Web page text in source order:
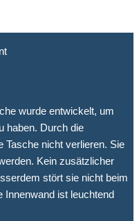
wurde entwickelt, um
haben. Durch die
Tasche nicht verlieren. Sie
Kein zusätzlicher
stört sie nicht beim
Innenwand ist leuchtend